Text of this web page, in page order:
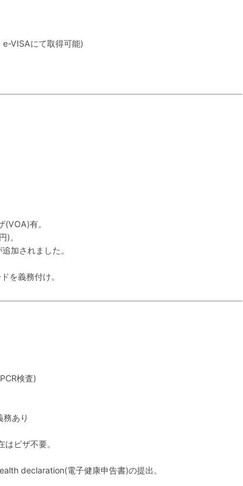
VISAにて取得可能)
有。
)。
加されました。
を義務付け。
検査)
あり
ビザ不要。
declaration(電子健康申告書)の提出。